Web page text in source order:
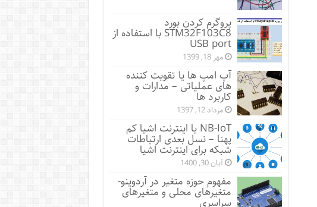
پروگرم کردن بورد
STM32F103C8 با استفاده از
USB port
مهر 18, 1399
آپ امپ ها یا تقویت کننده
های عملیاتی – مدارات و
کاربرد ها
مرداد 12, 1397
NB-IoT یا اینترنت اشیا کم
پهنا – نسل بعدی ارتباطات
شبکه برای اینترنت اشیا
آبان 30, 1400
مفهوم حوزه متغیر در آردوینو-
متغیرهای محلی و متغیرهای
سراسری